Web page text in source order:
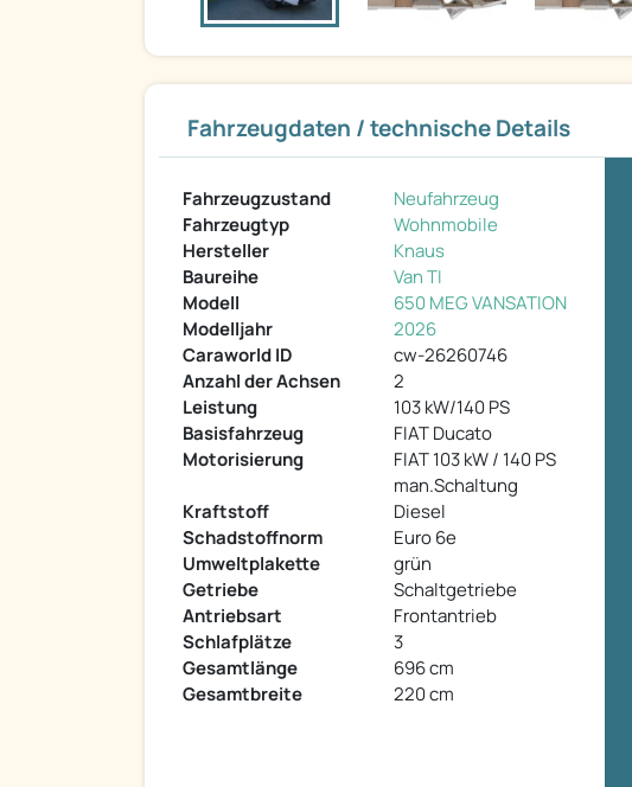
Fahrzeugdaten / technische Details
Fahrzeugzustand
Neufahrzeug
Fahrzeugtyp
Wohnmobile
Hersteller
Knaus
Baureihe
Van TI
Modell
650 MEG VANSATION
Modelljahr
2026
Caraworld ID
cw-26260746
Anzahl der Achsen
2
Leistung
103 kW/140 PS
Basisfahrzeug
FIAT Ducato
Motorisierung
FIAT 103 kW / 140 PS
man.Schaltung
Kraftstoff
Diesel
Schadstoffnorm
Euro 6e
Umweltplakette
grün
Getriebe
Schaltgetriebe
Antriebsart
Frontantrieb
Schlafplätze
3
Gesamtlänge
696 cm
Gesamtbreite
220 cm